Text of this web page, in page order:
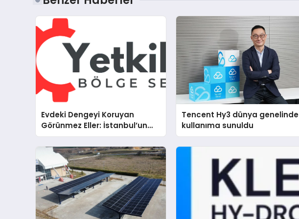
Evdeki Dengeyi Koruyan
Görünmez Eller: İstanbul’un
Beş Farklı Semtinde Teknik
Servis Gerçeği
Tencent Hy3 dünya genelinde
kullanıma sunuldu